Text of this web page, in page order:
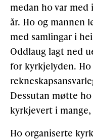
medan ho var
år. Ho og mannen
med samlingar i
Oddlaug lagt ned
for kyrkjelyden. Ho
Dessutan møtte
kyrkjevert i mange,
Ho organiserte